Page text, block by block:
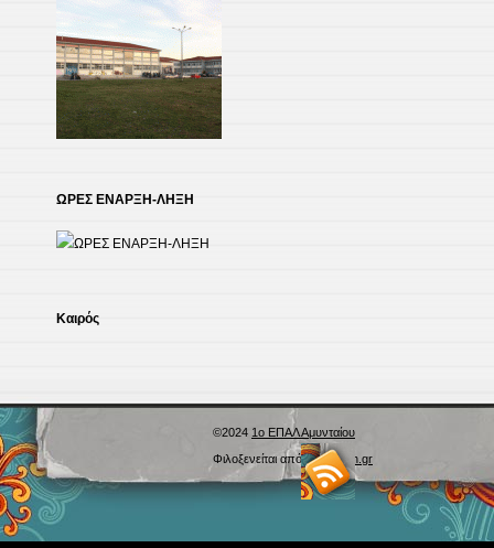
ΩΡΕΣ ΕΝΑΡΞΗ-ΛΗΞΗ
Kαιρός
©2024 1ο ΕΠΑΛ Αμυνταίου
Φιλοξενείται απόBlogs.sch.gr